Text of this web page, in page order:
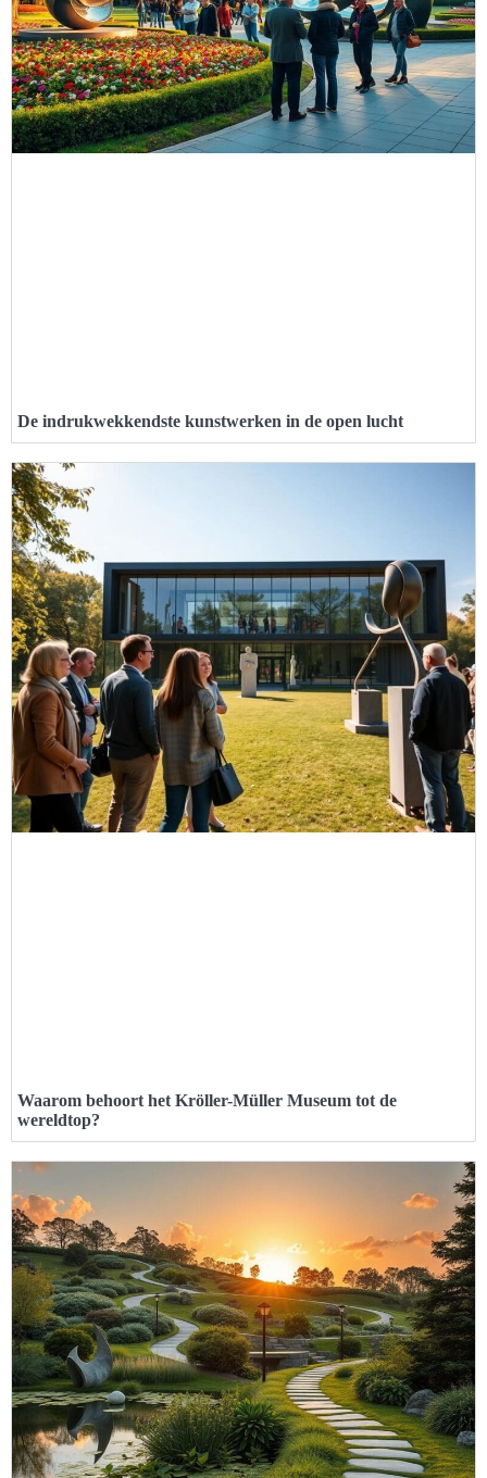
De indrukwekkendste kunstwerken in de open lucht
Waarom behoort het Kröller-Müller Museum tot de
wereldtop?